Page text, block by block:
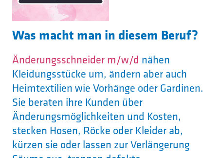
Was macht man in diesem Beruf?
Änderungsschneider m/w/d nähen
Kleidungsstücke um, ändern aber auch
Heimtextilien wie Vorhänge oder Gardinen.
Sie beraten ihre Kunden über
Änderungsmöglichkeiten und Kosten,
stecken Hosen, Röcke oder Kleider ab,
kürzen sie oder lassen zur Verlängerung